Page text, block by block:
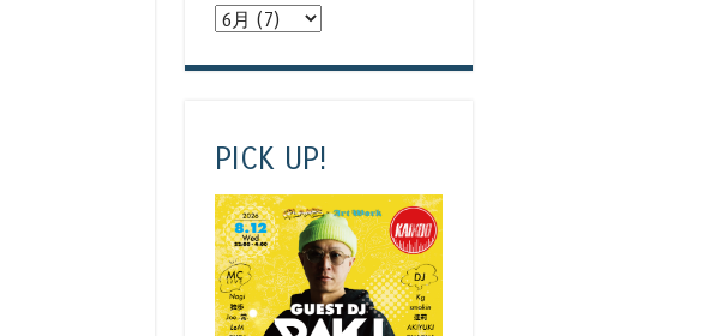
PICK UP!